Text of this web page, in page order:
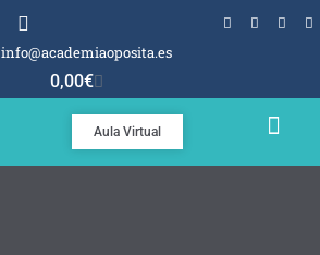
info@academiaoposita.es
0,00€
Aula Virtual